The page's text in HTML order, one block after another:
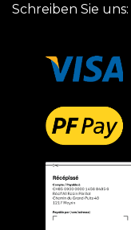
Schreiben Sie uns: